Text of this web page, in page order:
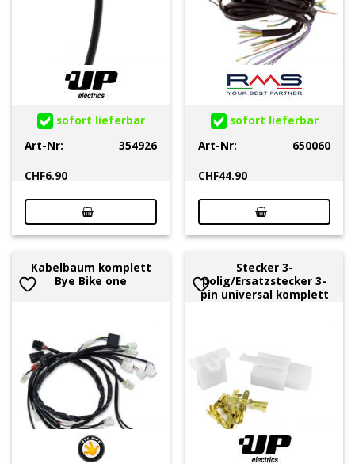
sofort lieferbar
Art-Nr:
354926
CHF6.90
sofort lieferbar
Art-Nr:
650060
CHF44.90
Kabelbaum komplett
Bye Bike one
Stecker 3-
polig/Ersatzstecker 3-
pin universal komplett